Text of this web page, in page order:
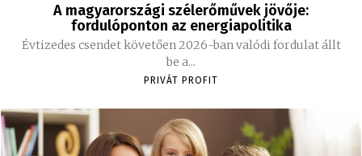
A magyarországi szélerőművek jövője:
fordulóponton az energiapolitika
Évtizedes csendet követően 2026-ban valódi fordulat állt
be a...
PRIVÁT PROFIT